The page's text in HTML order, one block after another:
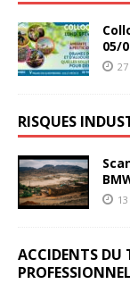
05/
RISQUES
ACCIDENTS DU